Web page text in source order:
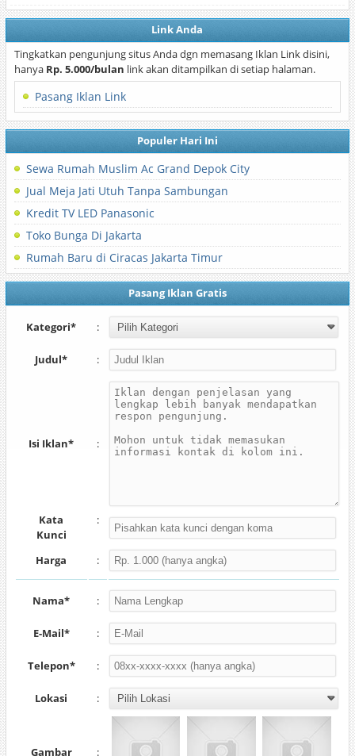
Link Anda
Tingkatkan pengunjung situs Anda dgn memasang Iklan Link disini,
hanya Rp. 5.000/bulan link akan ditampilkan di setiap halaman.
Pasang Iklan Link
Populer Hari Ini
Sewa Rumah Muslim Ac Grand Depok City
Jual Meja Jati Utuh Tanpa Sambungan
Kredit TV LED Panasonic
Toko Bunga Di Jakarta
Rumah Baru di Ciracas Jakarta Timur
Pasang Iklan Gratis
Kategori* :
Judul* :
Isi Iklan* :
Kata
Kunci
:
Harga :
Nama* :
E-Mail* :
Telepon* :
Lokasi :
Gambar :